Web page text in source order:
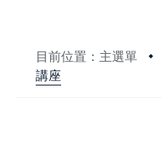
目前位置：主選單
講座